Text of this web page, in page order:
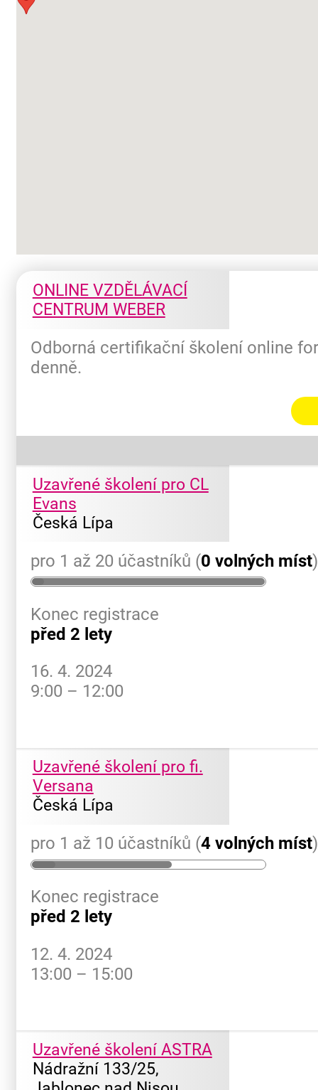
ONLINE VZDĚLÁVACÍ
CENTRUM WEBER
Odborná certifikační školení online
denně.
Uzavřené školení pro CL
Evans
Česká Lípa
pro 1 až 20 účastníků (0 volných míst)
Konec registrace
před 2 lety
16. 4. 2024
9:00 – 12:00
Uzavřené školení pro fi.
Versana
Česká Lípa
pro 1 až 10 účastníků (4 volných míst)
Konec registrace
před 2 lety
12. 4. 2024
13:00 – 15:00
Uzavřené školení ASTRA
Nádražní 133/25,